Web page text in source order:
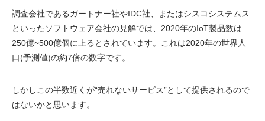
調査会社であるガートナー社やIDC社、またはシスコシステムス
といったソフトウェア会社の見解では、2020年のIoT製品数は
250億~500億個に上るとされています。これは2020年の世界人
口(予測値)の約7倍の数字です。
しかしこの半数近くが“売れないサービス”として提供されるので
はないかと思います。